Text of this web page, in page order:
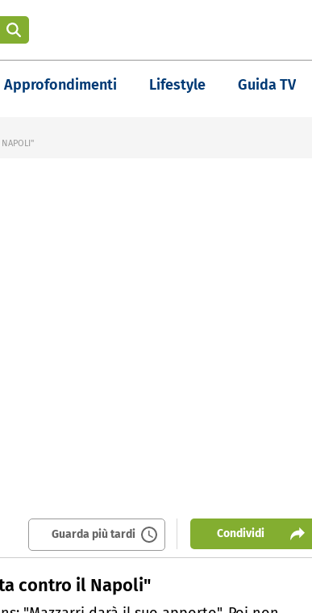
Approfondimenti Lifestyle Guida TV
NAPOLI"
Guarda più tardi Condividi
contro il Napoli"